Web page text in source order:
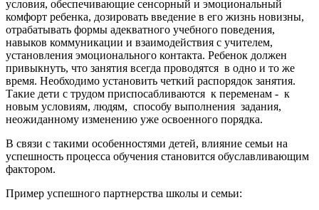
условия, обеспечивающие сенсорный и эмоциональный
комфорт ребенка, дозировать введение в его жизнь новизны,
отрабатывать формы адекватного учебного поведения,
навыков коммуникации и взаимодействия с учителем,
установления эмоционального контакта. Ребенок должен
привыкнуть, что занятия всегда проводятся в одно и то же
время. Необходимо установить четкий распорядок занятия.
Такие дети с трудом приспосабливаются к переменам - к
новым условиям, людям, способу выполнения задания,
неожиданному изменению уже освоенного порядка.
В связи с такими особенностями детей, влияние семьи на
успешность процесса обучения становится обуславливающим
фактором.
Пример успешного партнерства школы и семьи: